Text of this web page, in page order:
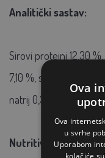
Analitički sastav:
Sirovi proteini 12,30
7,10 %, sirove masti i
natrij 0,35 %, magnezij
Nutritivni dodaci
Ova
Ova
u svrhe
Uporabom
kolačiće